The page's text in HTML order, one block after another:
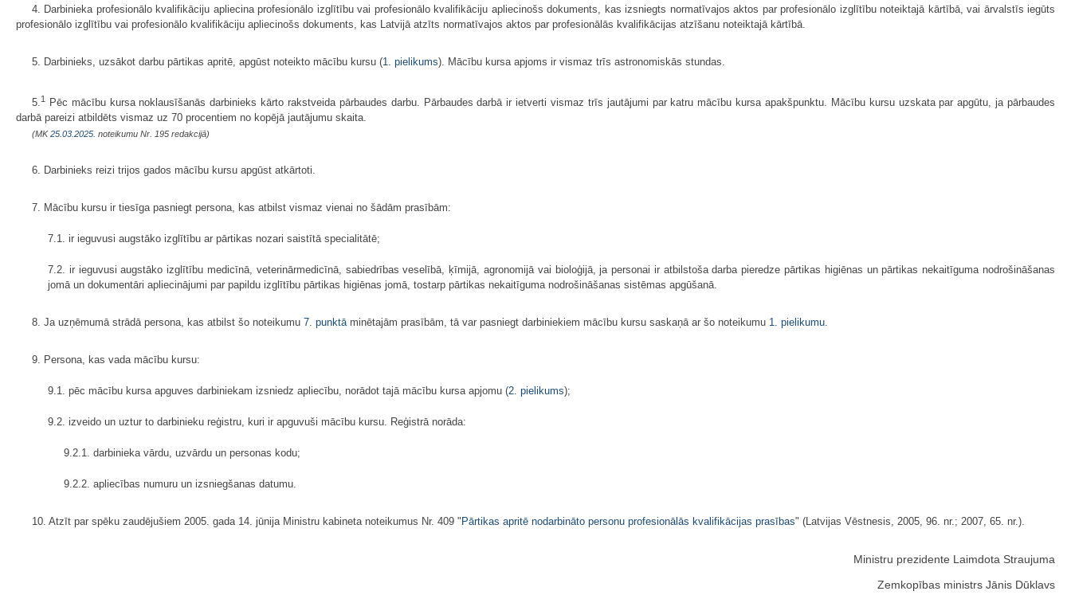
4. Darbinieka profesionālo kvalifikāciju apliecina profesionālo izglītību vai profesionālo kvalifikāciju apliecinošs dokuments, kas izsniegts normatīvajos aktos par profesionālo izglītību noteiktajā kārtībā, vai ārvalstīs iegūts
profesionālo izglītību vai profesionālo kvalifikāciju apliecinošs dokuments, kas Latvijā atzīts normatīvajos aktos par profesionālās kvalifikācijas atzīšanu noteiktajā kārtībā.
5. Darbinieks, uzsākot darbu pārtikas apritē, apgūst noteikto mācību kursu (1. pielikums). Mācību kursa apjoms ir vismaz trīs astronomiskās stundas.
5. 1
Pēc mācību kursa noklausīšanās darbinieks kārto rakstveida pārbaudes darbu. Pārbaudes darbā ir ietverti vismaz trīs jautājumi par katru mācību kursa apakšpunktu. Mācību kursu uzskata par apgūtu, ja pārbaudes
darbā pareizi atbildēts vismaz uz 70 procentiem no kopējā jautājumu skaita.
(MK25.03.2025. noteikumu Nr. 195 redakcijā)
6. Darbinieks reizi trijos gados mācību kursu apgūst atkārtoti.
7. Mācību kursu ir tiesīga pasniegt persona, kas atbilst vismaz vienai no šādām prasībām:
7.1. ir ieguvusi augstāko izglītību ar pārtikas nozari saistītā specialitātē;
7.2. ir ieguvusi augstāko izglītību medicīnā, veterinārmedicīnā, sabiedrības veselībā, ķīmijā, agronomijā vai bioloģijā, ja personai ir atbilstoša darba pieredze pārtikas higiēnas un pārtikas nekaitīguma nodrošināšanas
jomā un dokumentāri apliecinājumi par papildu izglītību pārtikas higiēnas jomā, tostarp pārtikas nekaitīguma nodrošināšanas sistēmas apgūšanā.
8. Ja uzņēmumā strādā persona, kas atbilst šo noteikumu 7. punktā minētajām prasībām, tā var pasniegt darbiniekiem mācību kursu saskaņā ar šo noteikumu 1. pielikumu
9. Persona, kas vada mācību kursu:
9.1. pēc mācību kursa apguves darbiniekam izsniedz apliecību, norādot tajā mācību kursa apjomu (2. pielikums);
9.2. izveido un uztur to darbinieku reģistru, kuri ir apguvuši mācību kursu. Reģistrā norāda:
9.2.1. darbinieka vārdu, uzvārdu un personas kodu;
9.2.2. apliecības numuru un izsniegšanas datumu.
10. Atzīt par spēku zaudējušiem 2005. gada 14. jūnija Ministru kabineta noteikumus Nr. 409 " Pārtikas apritē nodarbināto personu profesionālās kvalifikācijas prasības" (Latvijas Vēstnesis, 2005, 96. nr.; 2007, 65. nr.).
Ministru prezidente Laimdota Straujuma
Zemkopības ministrs Jānis Dūklavs